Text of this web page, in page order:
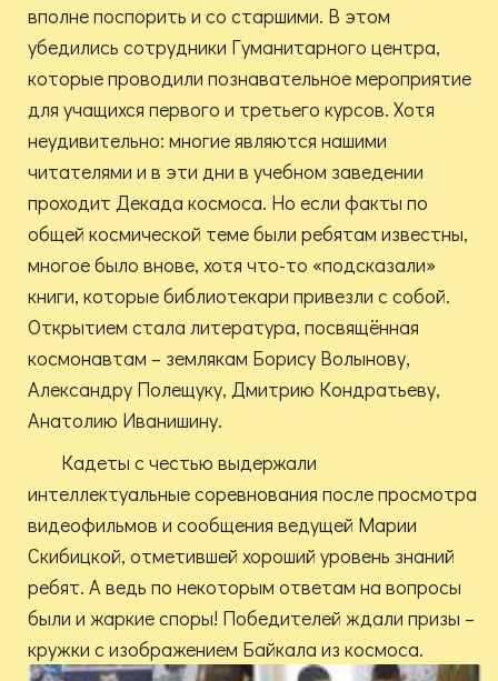
вполне поспорить и со старшими. В этом
убедились сотрудники Гуманитарного центра,
которые проводили познавательное мероприятие
для учащихся первого и третьего курсов. Хотя
неудивительно: многие являются нашими
читателями и в эти дни в учебном заведении
проходит Декада космоса. Но если факты по
общей космической теме были ребятам известны,
многое было внове, хотя что-то «подсказали»
книги, которые библиотекари привезли с собой.
Открытием стала литература, посвящённая
космонавтам – землякам Борису Волынову,
Александру Полещуку, Дмитрию Кондратьеву,
Анатолию Иванишину.
Кадеты с честью выдержали
интеллектуальные соревнования после просмотра
видеофильмов и сообщения ведущей Марии
Скибицкой, отметившей хороший уровень знаний
ребят. А ведь по некоторым ответам на вопросы
были и жаркие споры! Победителей ждали призы –
кружки с изображением Байкала из космоса.